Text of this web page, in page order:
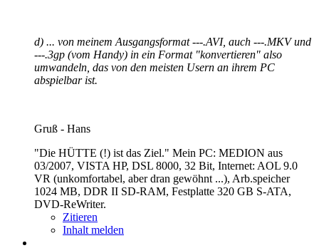
d) ... von meinem Ausgangsformat ---.AVI, auch ---.MKV und
---.3gp (vom Handy) in ein Format "konvertieren" also
umwandeln, das von den meisten Usern an ihrem PC
abspielbar ist.
Gruß - Hans
"Die HÜTTE (!) ist das Ziel." Mein PC: MEDION aus
03/2007, VISTA HP, DSL 8000, 32 Bit, Internet: AOL 9.0
VR (unkomfortabel, aber dran gewöhnt ...), Arb.speicher
1024 MB, DDR II SD-RAM, Festplatte 320 GB S-ATA,
DVD-ReWriter.
Zitieren
Inhalt melden